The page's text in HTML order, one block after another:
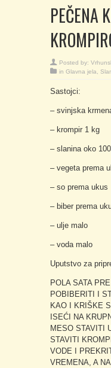
PEČENA
Posted by:
in Glavna jela
Sastojci:
– svinjska
– krompir 1 kg
– slanina oko
– vegeta prema
– so prema ukus
– biber prema
– ulje malo
– voda malo
Uputstvo za
POLA SATA
POBIBERITI I
KAO I KRIŠKE
ISEĆI NA
MESO STAVITI
STAVITI
VODE I
VREMENA, A